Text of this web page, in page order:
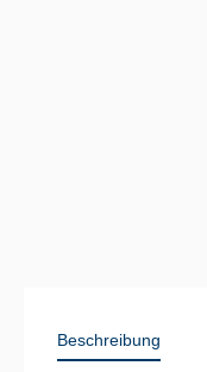
Beschreibung